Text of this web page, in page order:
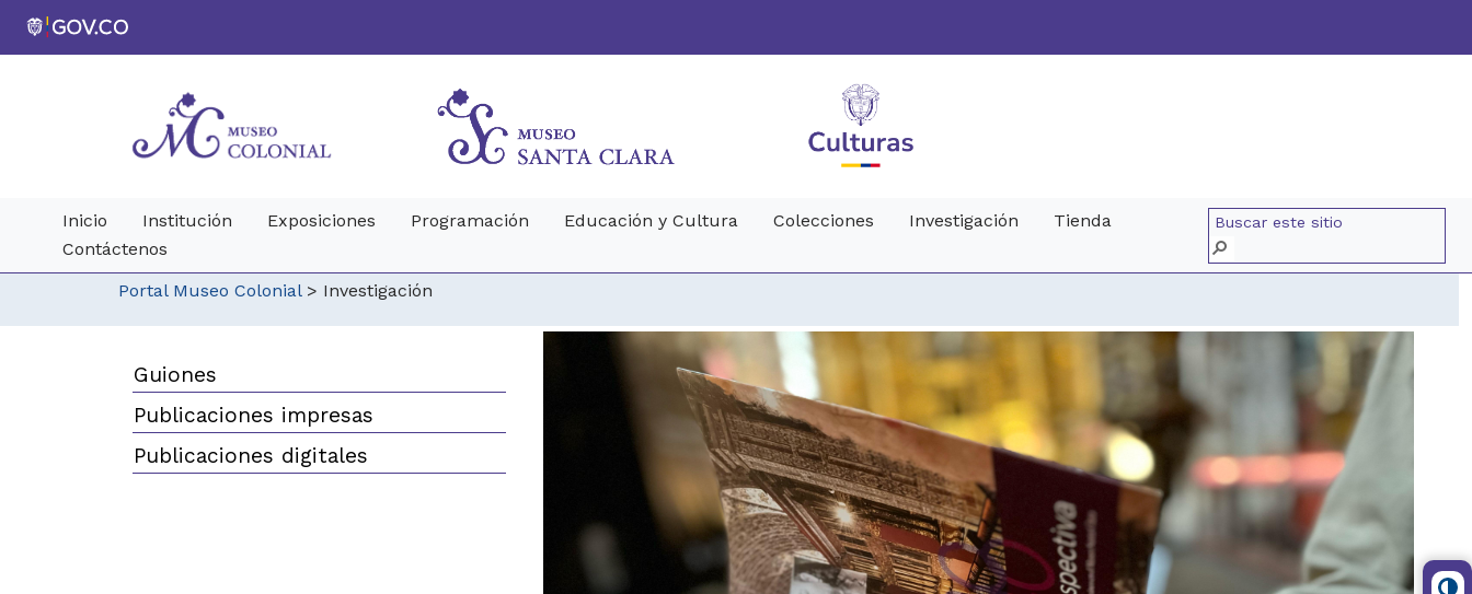
Inicio Institución Exposiciones Programación Educación y Cultura Colecciones Investigación
Tienda
Contáctenos
Portal Museo Colonial> Investigación
Guiones
Publicaciones impresas
Publicaciones digitales